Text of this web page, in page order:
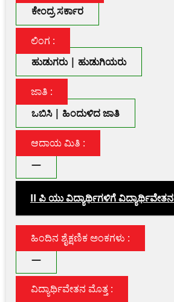
ಕೇಂದ್ರ ಸರ್ಕಾರ
ಲಿಂಗ :
ಹುಡುಗರು | ಹುಡುಗಿಯರು
ಜಾತಿ :
ಒಬಿಸಿ | ಹಿಂದುಳಿದ ಜಾತಿ
ಆದಾಯ ಮಿತಿ :
—
II ಪಿ ಯು ವಿದ್ಯಾರ್ಥಿಗಳಿಗೆ
ಹಿಂದಿನ ಶೈಕ್ಷಣಿಕ ಅಂಕಗಳು :
—
ವಿದ್ಯಾರ್ಥಿವೇತನ ಮೊತ್ತ :